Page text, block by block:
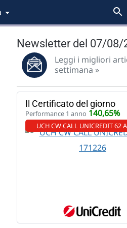
Newsletter del 07/08/
Leggi i migliori
settimana »
Il Certificato del giorno
Performance 1 anno 140,65%
UCH CW CALL UNICREDIT 62